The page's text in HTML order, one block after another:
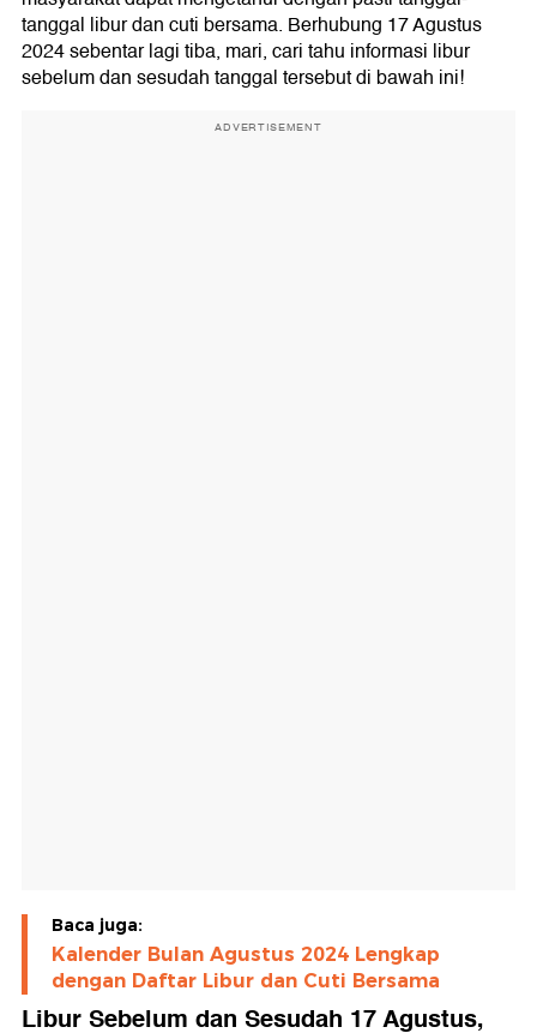
tanggal libur dan cuti bersama. Berhubung 17 Agustus
2024 sebentar lagi tiba, mari, cari tahu informasi libur
sebelum dan sesudah tanggal tersebut di bawah ini!
ADVERTISEMENT
Baca juga:
Kalender Bulan Agustus 2024 Lengkap
dengan Daftar Libur dan Cuti Bersama
Libur Sebelum dan Sesudah 17 Agustus,